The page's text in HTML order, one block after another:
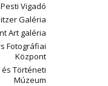
Pesti Vigadó
Galéria
Art galéria
Fotográfiai
Központ
Történeti
Múzeum